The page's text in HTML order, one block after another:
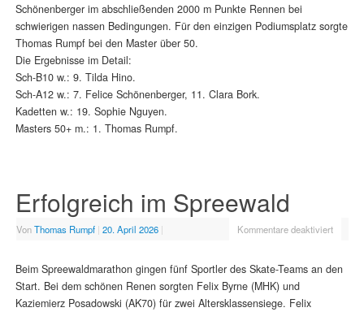
Schönenberger im abschließenden 2000 m Punkte Rennen bei
schwierigen nassen Bedingungen. Für den einzigen Podiumsplatz sorgte
Thomas Rumpf bei den Master über 50.
Die Ergebnisse im Detail:
Sch-B10 w.: 9. Tilda Hino.
Sch-A12 w.: 7. Felice Schönenberger, 11. Clara Bork.
Kadetten w.: 19. Sophie Nguyen.
Masters 50+ m.: 1. Thomas Rumpf.
Erfolgreich im Spreewald
VonThomas Rumpf | 20. April 2026 | Kommentare deaktiviert
Beim Spreewaldmarathon gingen fünf Sportler des Skate-Teams an den
Start. Bei dem schönen Renen sorgten Felix Byrne (MHK) und
Kaziemierz Posadowski (AK70) für zwei Altersklassensiege. Felix